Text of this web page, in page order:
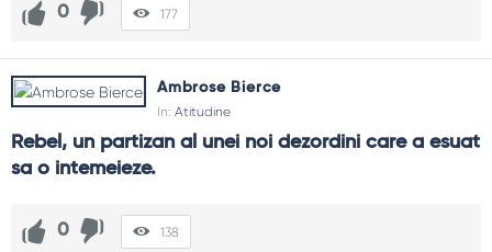
0 177
Ambrose Bierce
In: Atitudine
Rebel, un partizan al unei noi dezordini care a esuat
sa o intemeieze.
0 138